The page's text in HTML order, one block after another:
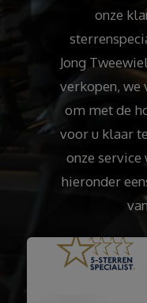
onze
Jong
verkopen,
om met de
voor u klaar
onze service
hieronder